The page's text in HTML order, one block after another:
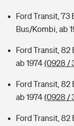
Ford Transit, 73
Bus/Kombi, ab
Ford Transit, 82
ab 1974(0928 /
Ford Transit, 82
ab 1974(0928 /
Ford Transit, 82